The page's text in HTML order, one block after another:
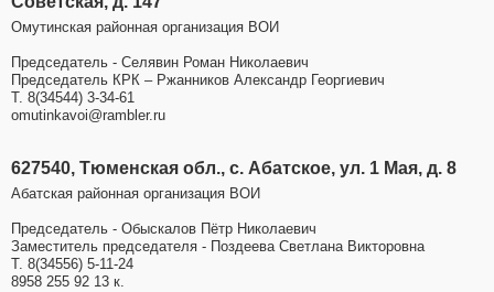
Омутинская районная организация ВОИ
Председатель - Селявин Роман Николаевич
Председатель КРК – Ржанников Александр Георгиевич
Т. 8(34544) 3-34-61
omutinkavoi@rambler.ru
627540, Тюменская обл., с. Абатское, ул. 1 Мая, д. 8
Абатская районная организация ВОИ
Председатель - Обыскалов Пётр Николаевич
Заместитель председателя - Поздеева Светлана Викторовна
Т. 8(34556) 5-11-24
8958 255 92 13 к.